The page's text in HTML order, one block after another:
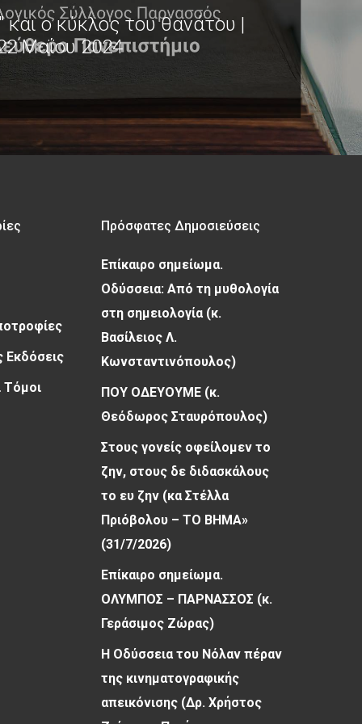
ο κύκλος του θανάτου |
Μαΐου 2024
Εκδόσεις
Τόμοι
Πρόσφατες Δημοσιεύσεις
Επίκαιρο σημείωμα.
Οδύσσεια: Από τη μυθολογία
στη σημειολογία (κ.
Βασίλειος Λ.
Κωνσταντινόπουλος)
ΠΟΥ ΟΔΕΥΟΥΜΕ (κ.
Θεόδωρος Σταυρόπουλος)
Στους γονείς οφείλομεν το
ζην, στους δε διδασκάλους
το ευ ζην (κα Στέλλα
Πριόβολου – ΤΟ ΒΗΜΑ»
(31/7/2026)
Επίκαιρο σημείωμα.
ΟΛΥΜΠΟΣ – ΠΑΡΝΑΣΣΟΣ (κ.
Γεράσιμος Ζώρας)
Η Οδύσσεια του Νόλαν πέραν
της κινηματογραφικής
απεικόνισης (Δρ. Χρήστος